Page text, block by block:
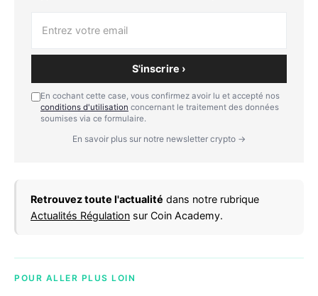
S'inscrire ›
En cochant cette case, vous confirmez avoir lu et accepté nos
conditions d'utilisation concernant le traitement des données
soumises via ce formulaire.
En savoir plus sur notre newsletter crypto →
Retrouvez toute l'actualité dans notre rubrique
Actualités Régulation sur Coin Academy.
POUR ALLER PLUS LOIN